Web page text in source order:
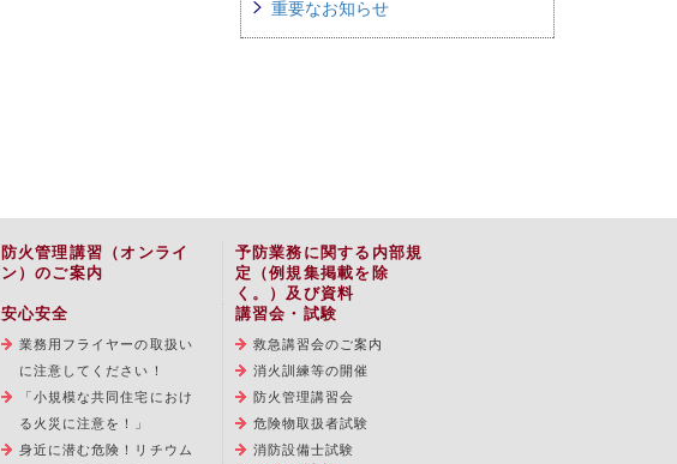
重要なお知らせ
防火管理講習（オンライ
ン）のご案内
予防業務に関する内部規
定（例規集掲載を除
く。）及び資料
安心安全
業務用フライヤーの取扱い
に注意してください！
「小規模な共同住宅におけ
る火災に注意を！」
身近に潜む危険！リチウム
講習会・試験
救急講習会のご案内
消火訓練等の開催
防火管理講習会
危険物取扱者試験
消防設備士試験